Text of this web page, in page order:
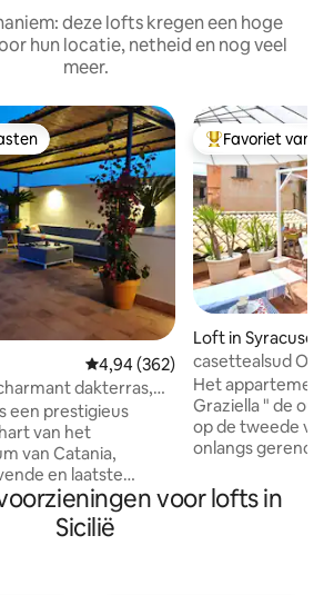
deze lofts kregen een hoge
hun locatie, netheid en nog veel
meer.
Gemiddelde beoordeling van
4,94 (362)
dakterras,
een prestigieus
van het
van Catania,
en laatste
gebouw gelegen aan
Filomena,
groot dak met
Topfavoriet van
Favoriet van
Loft in Syracuse
casettealsud
Het appartement
Graziella " de
op de tweede
onlangs
55 vierkante
verdieping
voor lofts in
Sicilië